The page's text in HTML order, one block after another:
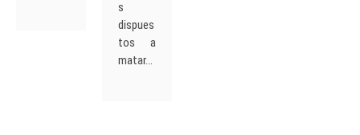
s
dispues
tos a
matar…